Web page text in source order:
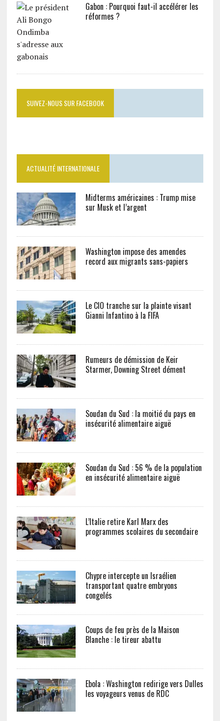
Gabon : Pourquoi faut-il accélérer les
réformes ?
SUIVEZ-NOUS SUR FACEBOOK
ACTUALITÉ INTERNATIONALE
Midterms américaines : Trump mise
sur Musk et l’argent
Washington impose des amendes
record aux migrants sans-papiers
Le CIO tranche sur la plainte visant
Gianni Infantino à la FIFA
Rumeurs de démission de Keir
Starmer, Downing Street dément
Soudan du Sud : la moitié du pays en
insécurité alimentaire aiguë
Soudan du Sud : 56 % de la population
en insécurité alimentaire aiguë
L’Italie retire Karl Marx des
programmes scolaires du secondaire
Chypre intercepte un Israélien
transportant quatre embryons
congelés
Coups de feu près de la Maison
Blanche : le tireur abattu
Ebola : Washington redirige vers Dulles
les voyageurs venus de RDC